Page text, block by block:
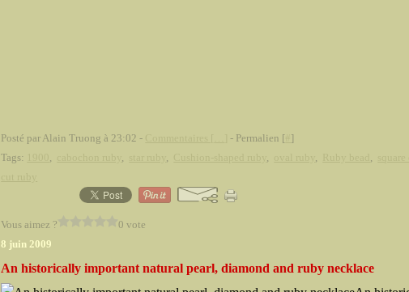
Posté par Alain Truong à 23:02 - - Permalien [ ]
Tags:
, , , , , ,
Vous aimez ?
0 vote
8 juin 2009
An historically important natural pearl, diamond and ruby necklace